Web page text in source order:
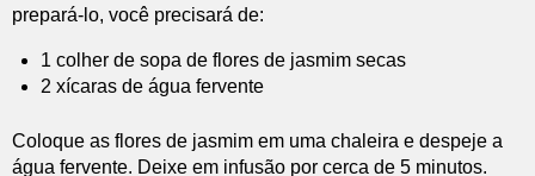
prepará-lo, você precisará de:
1 colher de sopa de flores de jasmim secas
2 xícaras de água fervente
Coloque as flores de jasmim em uma chaleira e despeje a
água fervente. Deixe em infusão por cerca de 5 minutos.